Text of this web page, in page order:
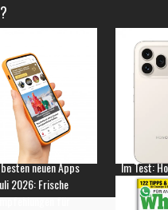
neuen Apps
2026: Frische
für
Im Test: